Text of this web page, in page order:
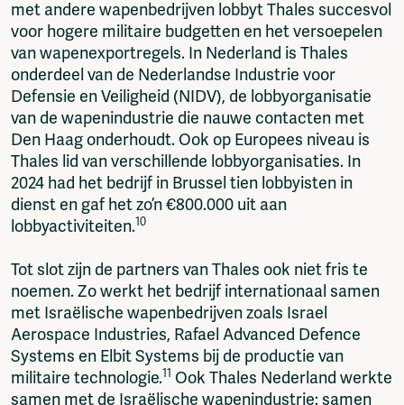
met andere wapenbedrijven lobbyt Thales succesvol
voor hogere militaire budgetten en het versoepelen
van wapenexportregels. In Nederland is Thales
onderdeel van de Nederlandse Industrie voor
Defensie en Veiligheid (NIDV), de lobbyorganisatie
van de wapenindustrie die nauwe contacten met
Den Haag onderhoudt. Ook op Europees niveau is
Thales lid van verschillende lobbyorganisaties. In
2024 had het bedrijf in Brussel tien lobbyisten in
dienst en gaf het zo’n €800.000 uit aan
lobbyactiviteiten.10
Tot slot zijn de partners van Thales ook niet fris te
noemen. Zo werkt het bedrijf internationaal samen
met Israëlische wapenbedrijven zoals Israel
Aerospace Industries, Rafael Advanced Defence
Systems en Elbit Systems bij de productie van
militaire technologie.11 Ook Thales Nederland werkte
samen met de Israëlische wapenindustrie: samen